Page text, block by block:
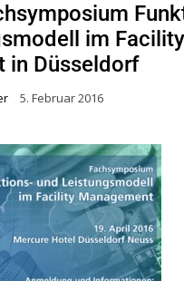
im Facility
in Düsseldorf
5. Februar 2016